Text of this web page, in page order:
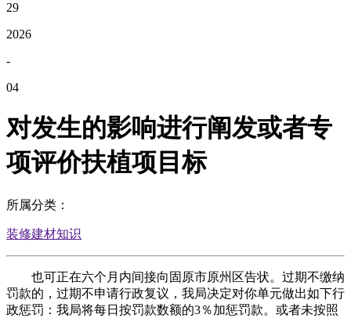
29
2026
-
04
对发生的影响进行阐发或者专
项评价扶植项目标
所属分类：
装修建材知识
也可正在六个月内间接向固原市原州区告状。过期不缴纳
罚款的，过期不申请行政复议，我局决定对你单元做出如下行
政惩罚：我局将每日按罚款数额的3％加惩罚款。或者未按照